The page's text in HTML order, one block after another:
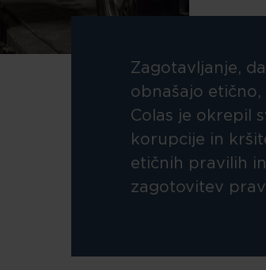
Zagotavljanje,
obnašajo
Colas je okrepil
korupcije in
etičnih pravilih
zagotovitev